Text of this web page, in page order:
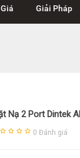
Giải Pháp
Nạ 2 Port Dintek
0 Đánh giá